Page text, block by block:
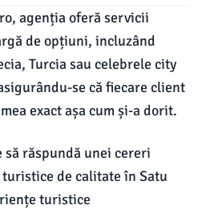
agenția oferă servicii
de opțiuni, incluzând
Turcia sau celebrele city
se că fiecare client
exact așa cum și-a dorit.
să răspundă unei cereri
de calitate în Satu
turistice